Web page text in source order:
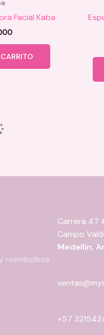
Facial Kaba
reembolsos
Carrera 47
Campo
Medellín,
+57